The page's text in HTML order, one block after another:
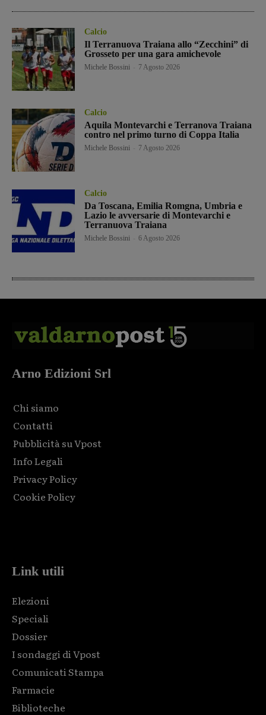
Calcio
Il Terranuova Traiana allo “Zecchini” di
Grosseto per una gara amichevole
Michele Bossini 7 Agosto 2026
Calcio
Aquila Montevarchi e Terranova Traiana
contro nel primo turno di Coppa Italia
Michele Bossini 7 Agosto 2026
Calcio
Da Toscana, Emilia Romgna, Umbria e
Lazio le avversarie di Montevarchi e
Terranuova Traiana
Michele Bossini 6 Agosto 2026
Arno Edizioni Srl
Chi siamo
Contatti
Pubblicità su Vpost
Info Legali
Privacy Policy
Cookie Policy
Link utili
Elezioni
Speciali
Dossier
I sondaggi di Vpost
Comunicati Stampa
Farmacie
Biblioteche